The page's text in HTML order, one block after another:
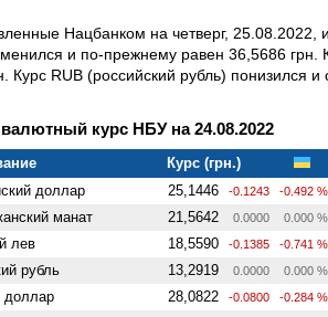
Нацбанком на четверг, 25.08.2022,
и по-прежнему равен 36,5686 грн.
Курс RUB (российский рубль) понизился и
курс НБУ на 24.08.2022
Курс (грн.)
доллар 25,1446 -0.1243 -0.492 %
манат 21,5642 0.0000 0.000 %
лев 18,5590 -0.1385 -0.741 %
рубль 13,2919 0.0000 0.000 %
доллар 28,0822 -0.0800 -0.284 %